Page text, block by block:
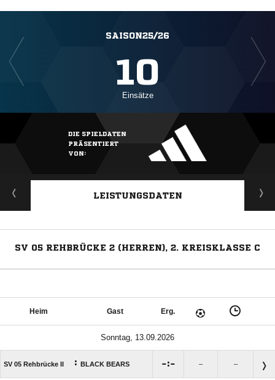
SAISON25/26
10
Einsätze
DIE SPIELDATEN
PRÄSENTIERT
VON:
LEISTUNGSDATEN
SV 05 REHBRÜCKE 2 (HERREN), 2. KREISKLASSE C
Heim Gast Erg.
Sonntag, 13.09.2026
SV 05 Rehbrücke II : BLACK BEARS : – –